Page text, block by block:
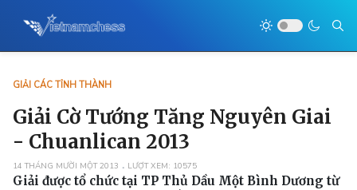
GIẢI CÁC TỈNH THÀNH
Giải Cờ Tướng Tăng Nguyên Giai
- Chuanlican 2013
14 THÁNG MƯỜI MỘT 2013 LƯỢT XEM: 10575
Giải được tổ chức tại TP Thủ Dầu Một Bình Dương từ